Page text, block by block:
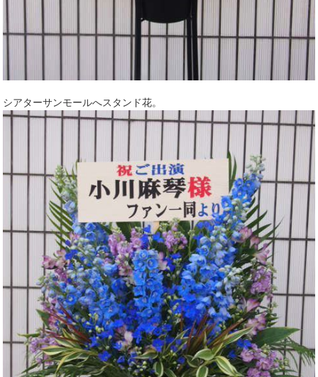
シアターサンモールへスタンド花。